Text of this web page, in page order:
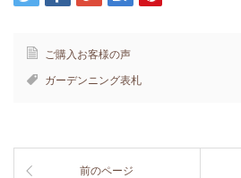
ご購入お客様の声
ガーデンニング表札
前のページ